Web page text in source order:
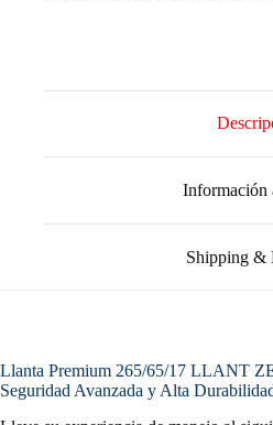
Información
Shipping &
Llanta Premium 265/65/17 LLANT
Seguridad Avanzada y Alta